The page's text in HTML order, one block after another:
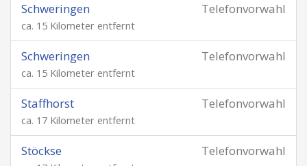
Telefonvorwahl
Schweringen
ca. 15 Kilometer entfernt
Telefonvorwahl
Schweringen
ca. 15 Kilometer entfernt
Telefonvorwahl
Staffhorst
ca. 17 Kilometer entfernt
Telefonvorwahl
Stöckse